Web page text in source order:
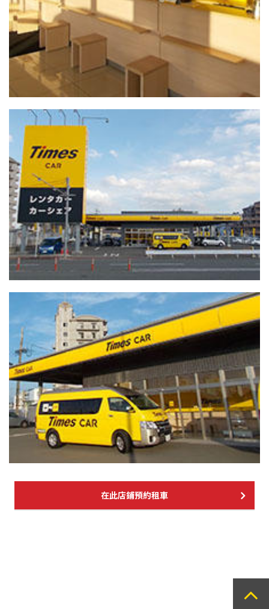
在此店鋪預約租車